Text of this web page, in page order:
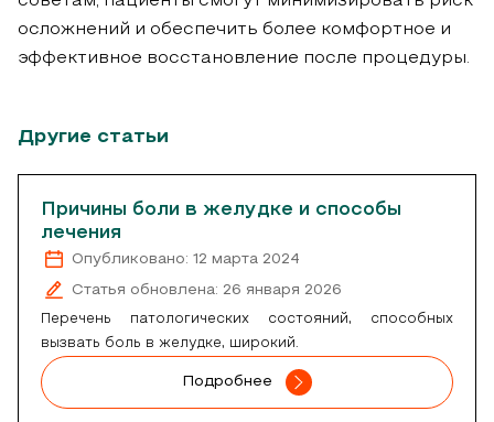
осложнений и обеспечить более комфортное и
эффективное восстановление после процедуры.
Другие статьи
Причины боли в желудке и способы
лечения
Опубликовано: 12 мартa 2024
Статья обновлена: 26 января 2026
Перечень патологических состояний, способных
вызвать боль в желудке, широкий.
Подробнее